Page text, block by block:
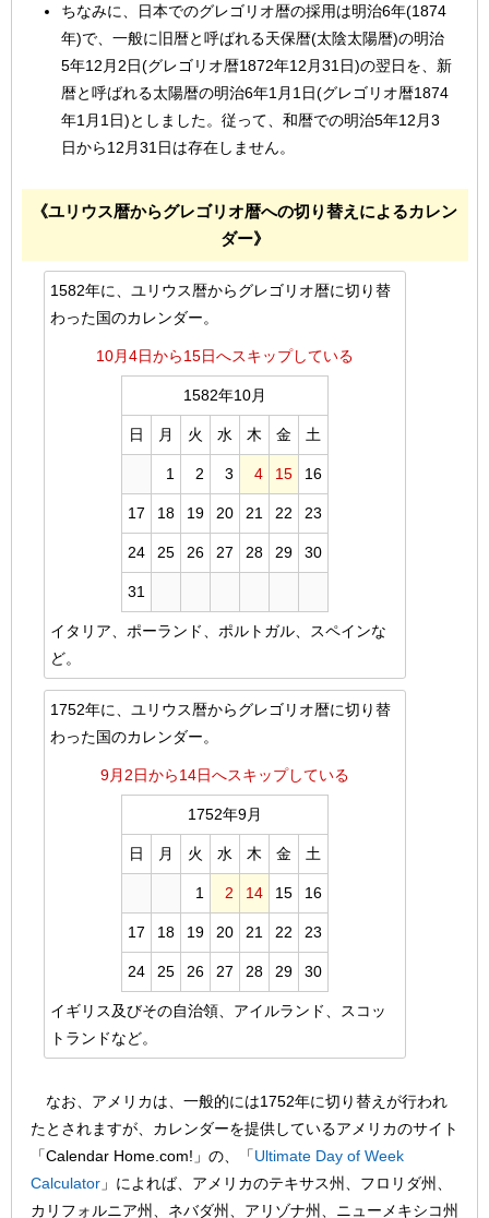
ちなみに、日本でのグレゴリオ暦の採用は明治6年(1874
年)で、一般に旧暦と呼ばれる天保暦(太陰太陽暦)の明治
5年12月2日(グレゴリオ暦1872年12月31日)の翌日を、新
暦と呼ばれる太陽暦の明治6年1月1日(グレゴリオ暦1874
年1月1日)としました。従って、和暦での明治5年12月3
日から12月31日は存在しません。
《ユリウス暦からグレゴリオ暦への切り替えによるカレン
ダー》
1582年に、ユリウス暦からグレゴリオ暦に切り替
わった国のカレンダー。
10月4日から15日へスキップしている
1582年10月
日 月 火 水 木 金 土
1 2 3 4 15 16
17 18 19 20 21 22 23
24 25 26 27 28 29 30
31
イタリア、ポーランド、ポルトガル、スペインな
ど。
1752年に、ユリウス暦からグレゴリオ暦に切り替
わった国のカレンダー。
9月2日から14日へスキップしている
1752年9月
日 月 火 水 木 金 土
1 2 14 15 16
17 18 19 20 21 22 23
24 25 26 27 28 29 30
イギリス及びその自治領、アイルランド、スコッ
トランドなど。
なお、アメリカは、一般的には1752年に切り替えが行われ
たとされますが、カレンダーを提供しているアメリカのサイト
「Calendar Home.com!」の、「Ultimate Day of Week
Calculator」によれば、アメリカのテキサス州、フロリダ州、
カリフォルニア州、ネバダ州、アリゾナ州、ニューメキシコ州